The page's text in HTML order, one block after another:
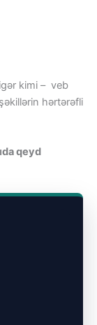
kimi – veb
hərtərəfli
qeyd